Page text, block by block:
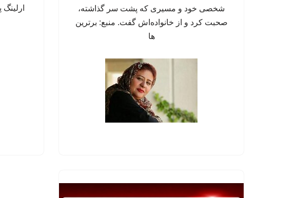
شخصی خود و مسیری که پشت سر گذاشته،
صحبت کرد و از خانواده‌اش گفت. منبع: برترین
ها